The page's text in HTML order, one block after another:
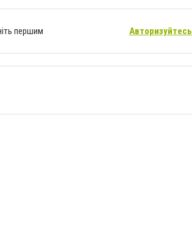
першим Авторизуйтесь